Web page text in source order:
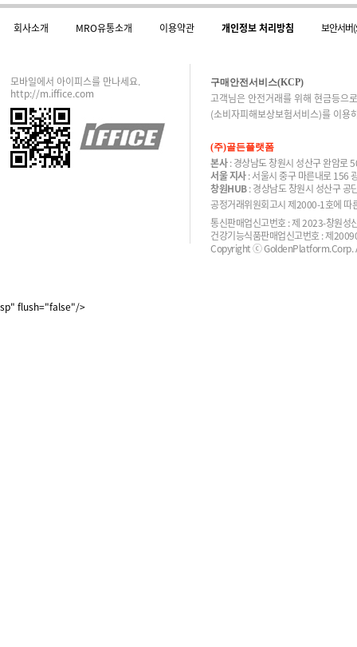
회사소개 MRO유통소개 이용약관 개인정보 처리방침 보안서버
모바일에서 아이피스를 만나세요.
http://m.iffice.com
구매안전서비스(KCP)
고객님은 안전거래를 위해 현금등으
(소비자피해보상보험서비스)를 이용
(주)골든플랫폼
본사: 경상남도 창원시 성산구 완암로
서울 지사: 서울시 중구 마른내로 156
창원HUB: 경상남도 창원시 성산구 공
공정거래위원회고시 제2000-1호에
통신판매업신고번호 : 제 2023-창원
건강기능식품판매업신고번호 : 제
Copyright ⓒ GoldenPlatform.Corp.
sp" flush="false"/>